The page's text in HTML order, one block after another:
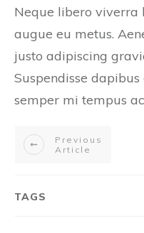
Neque libero viverra
augue eu metus.
justo adipiscing
Suspendisse
semper mi tempus
Previous
Article
TAGS